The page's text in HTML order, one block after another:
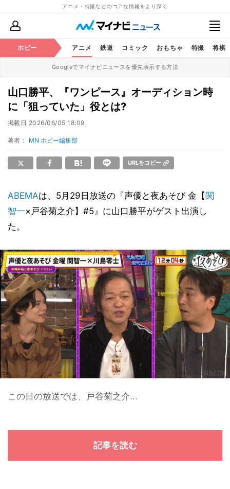
アニメ・特撮などのコアな情報をより深く
ホビー アニメ 鉄道 コミック おもちゃ 特撮 将棋
Googleでマイナビニュースを優先表示する方法
山口勝平、『ワンピース』オーディション時
に「狙っていた」役とは?
掲載日 2026/06/05 18:09
著者： MN ホビー編集部
URLをコピー
ABEMAは、5月29日放送の『声優と夜あそび 金【 関
智一×戸谷菊之介】#5』に山口勝平がゲスト出演し
た。
この日の放送では、戸谷菊之介...
記事を読む